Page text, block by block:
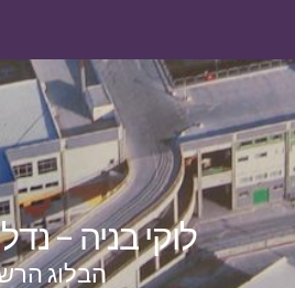
לוקי בניה –
הבלוג